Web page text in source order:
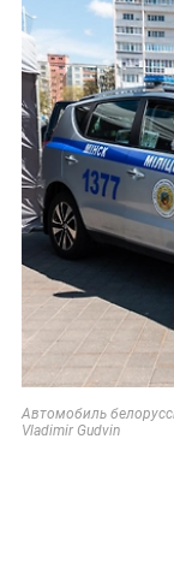
Автомобиль
Vladimir Gudvin